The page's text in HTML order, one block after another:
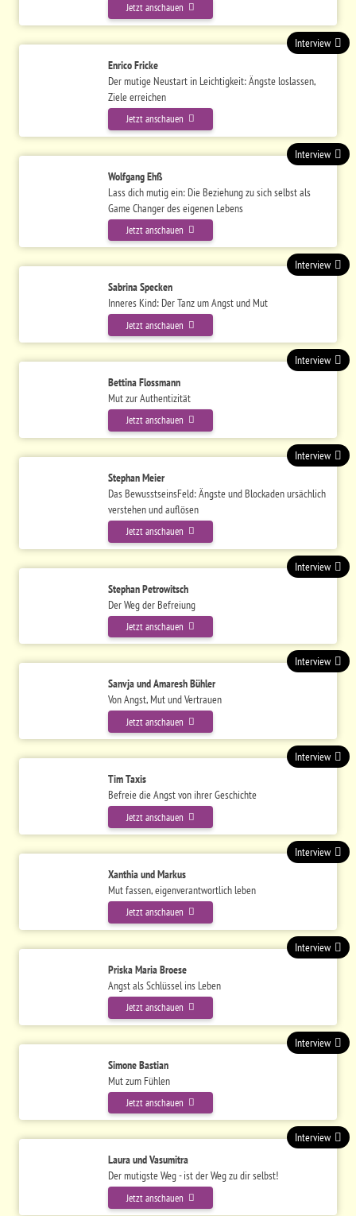
Jetzt anschauen
Enrico Fricke
Der mutige Neustart in Leichtigkeit: Ängste loslassen,
Ziele erreichen
Jetzt anschauen
Interview
Wolfgang Ehß
Lass dich mutig ein: Die Beziehung zu sich selbst als
Game Changer des eigenen Lebens
Jetzt anschauen
Interview
Sabrina Specken
Inneres Kind: Der Tanz um Angst und Mut
Jetzt anschauen
Interview
Bettina Flossmann
Mut zur Authentizität
Jetzt anschauen
Interview
Stephan Meier
Das BewusstseinsFeld: Ängste und Blockaden ursächlich
verstehen und auflösen
Jetzt anschauen
Interview
Stephan Petrowitsch
Der Weg der Befreiung
Jetzt anschauen
Interview
Sanvja und Amaresh Bühler
Von Angst, Mut und Vertrauen
Jetzt anschauen
Interview
Tim Taxis
Befreie die Angst von ihrer Geschichte
Jetzt anschauen
Interview
Xanthia und Markus
Mut fassen, eigenverantwortlich leben
Jetzt anschauen
Interview
Priska Maria Broese
Angst als Schlüssel ins Leben
Jetzt anschauen
Interview
Simone Bastian
Mut zum Fühlen
Jetzt anschauen
Interview
Laura und Vasumitra
Der mutigste Weg - ist der Weg zu dir selbst!
Jetzt anschauen
Interview